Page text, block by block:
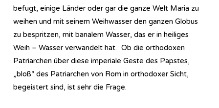
befugt, einige Länder oder gar die ganze Welt Maria zu
weihen und mit seinem Weihwasser den ganzen Globus
zu bespritzen, mit banalem Wasser, das er in heiliges
Weih – Wasser verwandelt hat. Ob die orthodoxen
Patriarchen über diese imperiale Geste des Papstes,
„bloß“ des Patriarchen von Rom in orthodoxer Sicht,
begeistert sind, ist sehr die Frage.